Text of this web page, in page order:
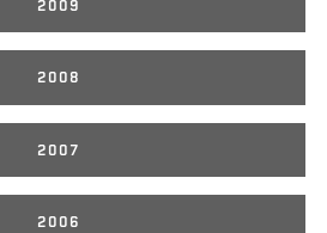
2009
2008
2007
2006